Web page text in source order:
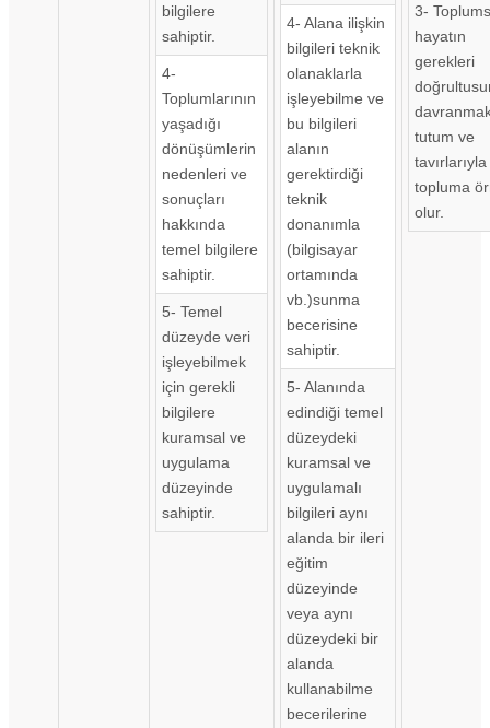
bilgilere
sahiptir.
4-
Toplumlarının
yaşadığı
dönüşümlerin
nedenleri ve
sonuçları
hakkında
temel bilgilere
sahiptir.
5- Temel
düzeyde veri
işleyebilmek
için gerekli
bilgilere
kuramsal ve
uygulama
düzeyinde
sahiptir.
4- Alana ilişkin
bilgileri teknik
olanaklarla
işleyebilme ve
bu bilgileri
alanın
gerektirdiği
teknik
donanımla
(bilgisayar
ortamında
vb.)sunma
becerisine
sahiptir.
5- Alanında
edindiği temel
düzeydeki
kuramsal ve
uygulamalı
bilgileri aynı
alanda bir ileri
eğitim
düzeyinde
veya aynı
düzeydeki bir
alanda
kullanabilme
becerilerine
3-
hayatın
gerekleri
tutum ve
tavırlarıyla
topluma
olur.